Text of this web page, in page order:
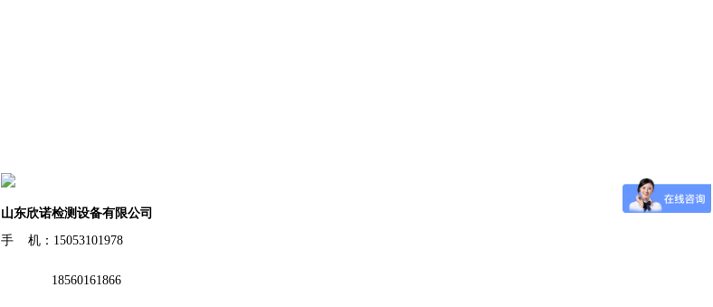
山东欣诺检测设备有限公司
手 机：15053101978
18560161866